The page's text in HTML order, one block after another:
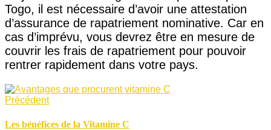
Togo, il est nécessaire d’avoir une attestation
d’assurance de rapatriement nominative. Car en
cas d’imprévu, vous devrez être en mesure de
couvrir les frais de rapatriement pour pouvoir
rentrer rapidement dans votre pays.
Précédent
Les bénéfices de la Vitamine C